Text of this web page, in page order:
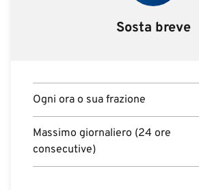
Sosta breve
Ogni ora o sua frazione
Massimo giornaliero (24 ore
consecutive)